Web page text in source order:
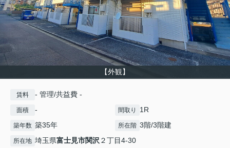
【外観】
賃料 - 管理/共益費 -
面積 - 間取り 1R
築年数 築35年 所在階 3階/3階建
所在地 埼玉県富士見市関沢２丁目4-30